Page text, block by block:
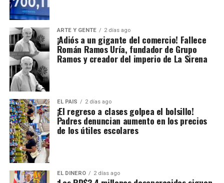
ARTE Y GENTE 2 días ago
¡Adiós a un gigante del comercio! Fallece
Román Ramos Uría, fundador de Grupo
Ramos y creador del imperio de La Sirena
EL PAIS 2 días ago
¡El regreso a clases golpea el bolsillo!
Padres denuncian aumento en los precios
de los útiles escolares
EL DINERO 2 días ago